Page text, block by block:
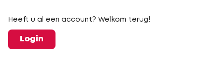
Heeft u al een account? Welkom terug!
Login